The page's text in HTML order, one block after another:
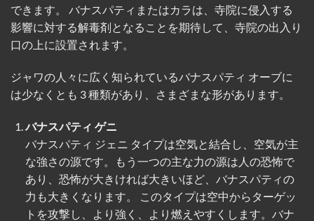
できます。 バナスパティまたはカラは、寺院に侵入する
影響に対する解毒剤となることを期待して、寺院の出入り
口の上に設置されます。
ジャワの人々に広く知られているバナスパティ オーブに
は少なくとも 3 種類があり、さまざまな形があります。
バナスパティ ゲニ
バナスパティ ジェニ タイプは空気と結合し、空気が主
な強さの源です。もう一つの主な力の源は人の恐怖で
あり、恐怖が大きければ大きいほど、バナスパティの
力も大きくなります。 このタイプは空中からターゲッ
トを攻撃し、より強く、より燃えやすくします。バナ